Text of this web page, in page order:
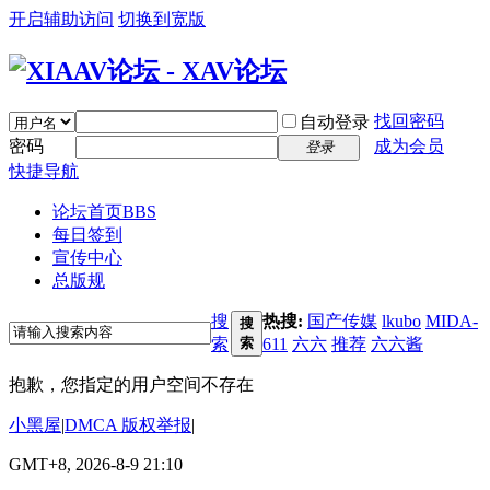
开启辅助访问 切换到宽版
自动登录 找回密码
密码
登录
成为会员
快捷导航
论坛首页BBS
每日签到
宣传中心
总版规
搜
索
搜
索
热搜: 国产传媒 lkubo MIDA-
611 六六 推荐 六六酱
抱歉，您指定的用户空间不存在
小黑屋|DMCA 版权举报|
GMT+8, 2026-8-9 21:10